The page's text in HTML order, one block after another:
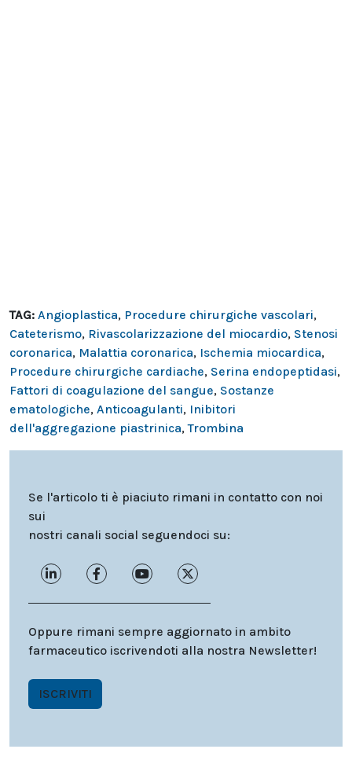
TAG: Angioplastica, Procedure chirurgiche vascolari,
Cateterismo, Rivascolarizzazione del miocardio, Stenosi
coronarica, Malattia coronarica, Ischemia miocardica,
Procedure chirurgiche cardiache, Serina endopeptidasi,
Fattori di coagulazione del sangue, Sostanze
ematologiche, Anticoagulanti, Inibitori
dell'aggregazione piastrinica,Trombina
Se l'articolo ti è piaciuto rimani in contatto con noi
sui
nostri canali social seguendoci su:
Oppure rimani sempre aggiornato in ambito
farmaceutico iscrivendoti alla nostra Newsletter!
ISCRIVITI